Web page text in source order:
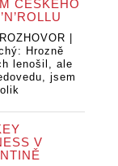
ČESKÉHO
|
Hrozně
lenošil, ale
jsem
V